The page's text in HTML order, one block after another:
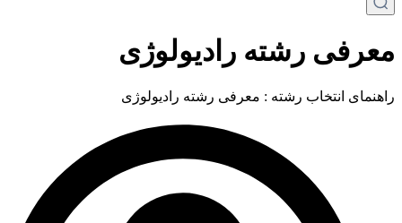
معرفی رشته رادیولوژی
راهنمای انتخاب رشته : معرفی رشته رادیولوژی